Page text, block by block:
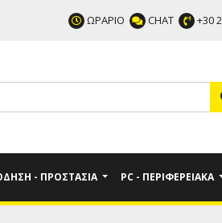
ΩΡΑΡΙΟ CHAT +30
- ΠΡΟΣΤΑΣΊΑ PC - ΠΕΡΙΦΕΡΕΙΑΚΆ